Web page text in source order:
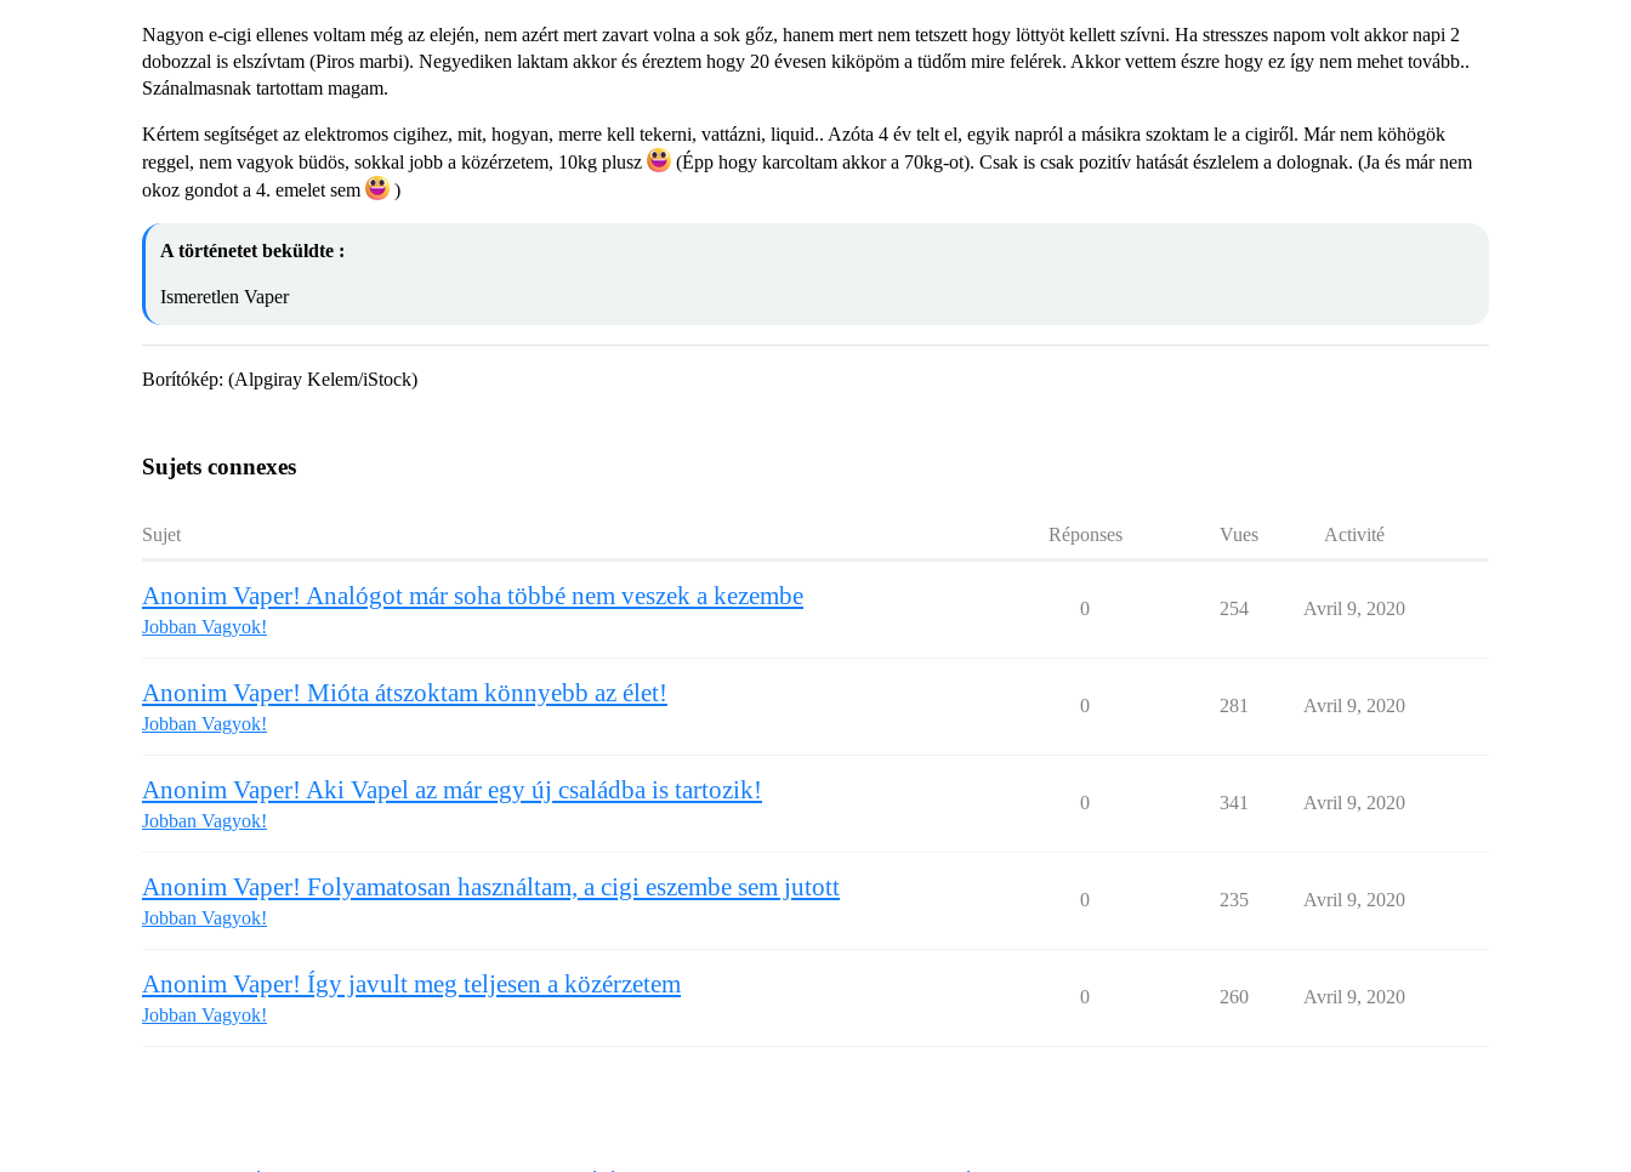
Nagyon e-cigi ellenes voltam még az elején, nem azért mert zavart volna a sok gőz, hanem mert nem tetszett hogy löttyöt kellett szívni. Ha stresszes napom volt akkor napi 2
dobozzal is elszívtam (Piros marbi). Negyediken laktam akkor és éreztem hogy 20 évesen kiköpöm a tüdőm mire felérek. Akkor vettem észre hogy ez így nem mehet tovább..
Szánalmasnak tartottam magam.
Kértem segítséget az elektromos cigihez, mit, hogyan, merre kell tekerni, vattázni, liquid.. Azóta 4 év telt el, egyik napról a másikra szoktam le a cigiről. Már nem köhögök
reggel, nem vagyok büdös, sokkal jobb a közérzetem, 10kg plusz
(Épp hogy karcoltam akkor a 70kg-ot). Csak is csak pozitív hatását észlelem a dolognak. (Ja és már nem
okoz gondot a 4. emelet sem
)
A történetet beküldte :
Ismeretlen Vaper
Borítókép: (Alpgiray Kelem/iStock)
Sujets connexes
Sujet Réponses Vues Activité
Anonim Vaper! Analógot már soha többé nem veszek a kezembe
Jobban Vagyok!
0 254 Avril 9, 2020
Anonim Vaper! Mióta átszoktam könnyebb az élet!
Jobban Vagyok!
0 281 Avril 9, 2020
Anonim Vaper! Aki Vapel az már egy új családba is tartozik!
Jobban Vagyok!
0 341 Avril 9, 2020
Anonim Vaper! Folyamatosan használtam, a cigi eszembe sem jutott
Jobban Vagyok!
0 235 Avril 9, 2020
Anonim Vaper! Így javult meg teljesen a közérzetem
Jobban Vagyok!
0 260 Avril 9, 2020